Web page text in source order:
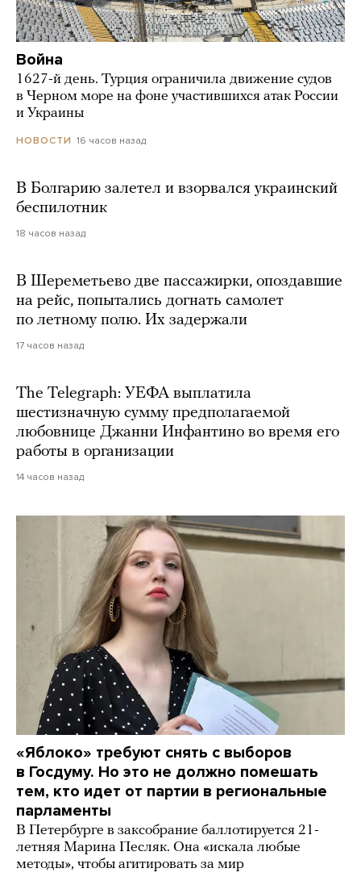
Война
1627-й день. Турция ограничила движение судов
в Черном море на фоне участившихся атак России
и Украины
НОВОСТИ 16 часов назад
В Болгарию залетел и взорвался украинский
беспилотник
18 часов назад
В Шереметьево две пассажирки, опоздавшие
на рейс, попытались догнать самолет
по летному полю. Их задержали
17 часов назад
The Telegraph: УЕФА выплатила
шестизначную сумму предполагаемой
любовнице Джанни Инфантино во время его
работы в организации
14 часов назад
«Яблоко» требуют снять с выборов
в Госдуму. Но это не должно помешать
тем, кто идет от партии в региональные
парламенты
В Петербурге в заксобрание баллотируется 21-
летняя Марина Песляк. Она «искала любые
методы», чтобы агитировать за мир